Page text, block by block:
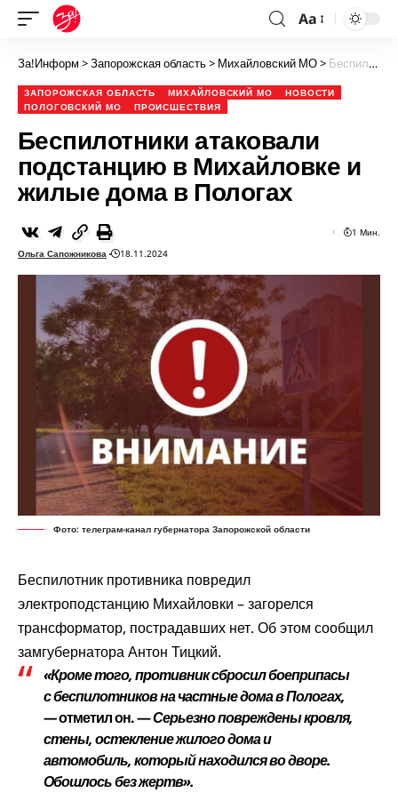
Aa
За!Информ >Запорожская область> Михайловский МО> Беспилотники атаковали подстанцию в Михайловке и жилые дома в Пологах
ЗАПОРОЖСКАЯ ОБЛАСТЬ МИХАЙЛОВСКИЙ МО
НОВОСТИ
ПОЛОГОВСКИЙ МО
ПРОИСШЕСТВИЯ
Беспилотники атаковали
подстанцию в Михайловке и
жилые дома в Пологах
Ольга Сапожникова 18.11.2024
1 Мин.
Фото: телеграм-канал губернатора Запорожской области
Беспилотник противника повредил
электроподстанцию Михайловки – загорелся
трансформатор, пострадавших нет. Об этом сообщил
замгубернатора Антон Тицкий.
«Кроме того, противник сбросил боеприпасы
с беспилотников на частные дома в Пологах,
—отметил он. —Серьезно повреждены кровля,
стены, остекление жилого дома и
автомобиль, который находился во дворе.
Обошлось без жертв».